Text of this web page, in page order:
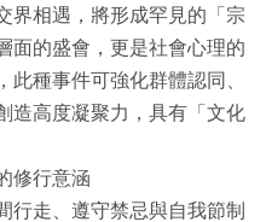
界相遇，將形成罕見的「宗
面的盛會，更是社會心理的
種事件可強化群體認同、
造高度凝聚力，具有「文化
修行意涵
行走、遵守禁忌與自我節制